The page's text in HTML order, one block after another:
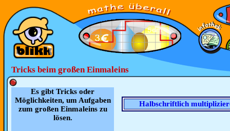
Tricks beim großen Einmaleins
Es gibt Tricks oder
Möglichkeiten, um Aufgaben
zum großen Einmaleins zu
lösen.
Halbschriftlich